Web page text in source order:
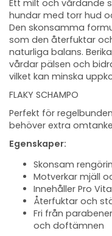
Ett milt och vårdande
hundar med torr hud
Den skonsamma
som den återfuktar
naturliga balans.
vårdar pälsen och
vilket kan minska
FLAKY SCHAMPO
Perfekt för
behöver extra
Egenskaper:
Skonsam
Motverkar mjäll
Innehåller Pro
Återfuktar och
Fri från
och doftämnen